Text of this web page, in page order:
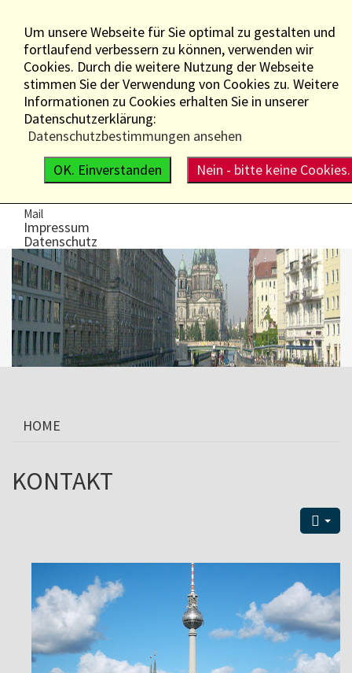
WIR ÜBER UNS
Die Gesellschaft
Der Vorstand
Mitglieder
Satzung
KONTAKT
Mail
Impressum
Datenschutz
HOME
KONTAKT
Um unsere Webseite für Sie optimal zu gestalten und
fortlaufend verbessern zu können, verwenden wir
Cookies. Durch die weitere Nutzung der Webseite
stimmen Sie der Verwendung von Cookies zu. Weitere
Informationen zu Cookies erhalten Sie in unserer
Datenschutzerklärung:
Datenschutzbestimmungen ansehen
Nein - bitte keine Cookies.
OK. Einverstanden